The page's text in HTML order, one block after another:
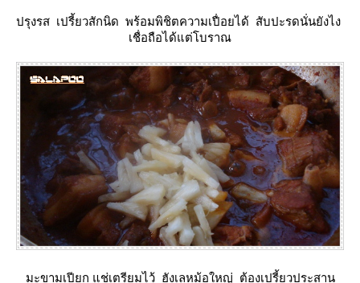
ปรุงรส เปรี้ยวสักนิด พร้อมพิชิตความเปื่อยได้ สับปะรดนั่นยังไง
เชื่อถือได้แต่โบราณ
มะขามเปียก แช่เตรียมไว้ ฮังเลหม้อใหญ่ ต้องเปรี้ยวประสาน